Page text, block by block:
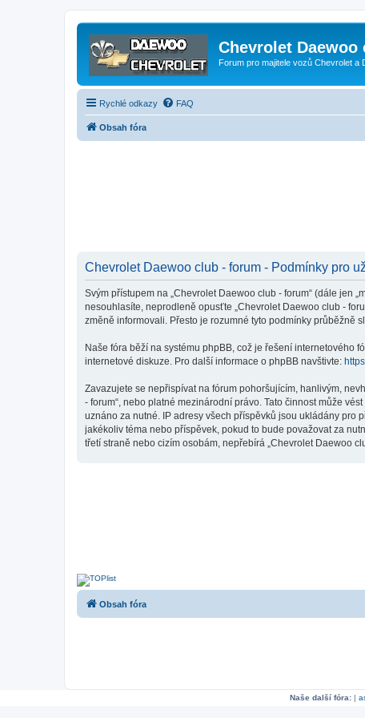
Chevrolet
Forum pro majitele vozů Chevrolet a
Rychlé odkazy FAQ
Obsah fóra
Chevrolet Daewoo club - forum - Podmínky pro
Svým přístupem na „Chevrolet Daewoo club - forum“ (dále jen
nesouhlasíte, neprodleně opusťte „Chevrolet Daewoo club -
změně informovali. Přesto je rozumné tyto podmínky průběžně
Naše fóra běží na systému phpBB, což je řešení internetového
internetové diskuze. Pro další informace o phpBB navštivte:
Zavazujete se nepřispívat na fórum pohoršujícím, hanlivým,
- forum“, nebo platné mezinárodní právo. Tato činnost může
uznáno za nutné. IP adresy všech příspěvků jsou ukládány pro
jakékoliv téma nebo příspěvek, pokud to bude považovat za
třetí straně nebo cizím osobám, nepřebírá „Chevrolet Daewoo
Obsah fóra
Naše další fóra:|